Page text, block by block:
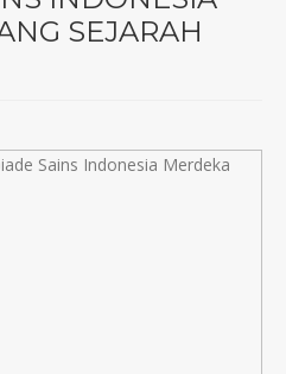
SEJARAH